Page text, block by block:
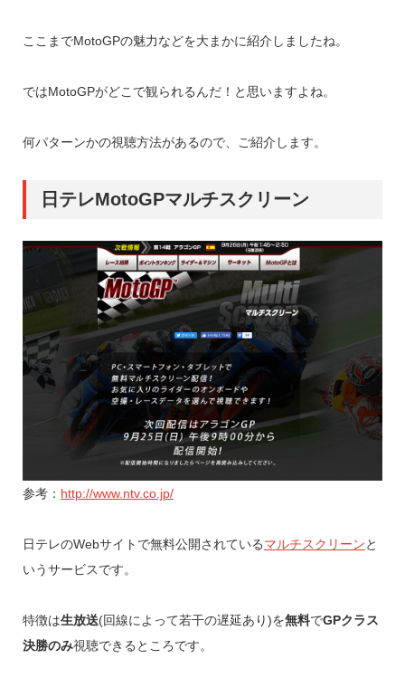
ここまでMotoGPの魅力などを大まかに紹介しましたね。
ではMotoGPがどこで観られるんだ！と思いますよね。
何パターンかの視聴方法があるので、ご紹介します。
日テレMotoGPマルチスクリーン
参考： http://www.ntv.co.jp/
日テレのWebサイトで無料公開されているマルチスクリーンと
いうサービスです。
特徴は生放送(回線によって若干の遅延あり)を無料でGPクラス
決勝のみ視聴できるところです。